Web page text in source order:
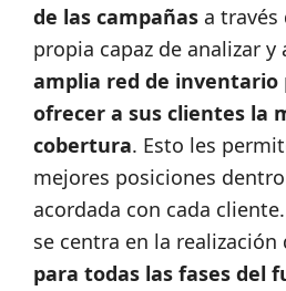
de las campañas a través
propia capaz de analizar y
amplia red de inventario
ofrecer a sus clientes la
cobertura. Esto les
mejores posiciones
acordada con cada
se centra en la realización
para todas las fases del